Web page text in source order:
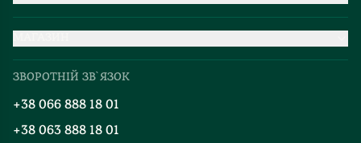
Про нас
Добірки
Блог
Події
Партнерство
ЗВОРОТНІЙ ЗВ`ЯЗОК
+38 066 888 18 01
+38 063 888 18 01